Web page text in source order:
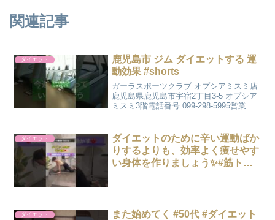
関連記事
ダイエット
鹿児島市 ジム ダイエットする 運
動効果 #shorts
ガーラスポーツクラブ オプシアミスミ店
鹿児島県鹿児島市宇宿2丁目3-5 オプシア
ミスミ3階電話番号 099-298-5995営業時
ダイエット
ダイエットのために辛い運動ばか
りするよりも、効率よく痩せやす
い身体を作りましょう✨#筋トレ #
ダイエット
また始めてく #50代 #ダイエット